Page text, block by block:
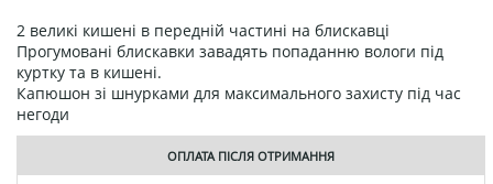
2 великі кишені в передній частині на блискавці
Прогумовані блискавки завадять попаданню вологи під
куртку та в кишені.
Капюшон зі шнурками для максимального захисту під час
негоди
ОПЛАТА ПІСЛЯ ОТРИМАННЯ